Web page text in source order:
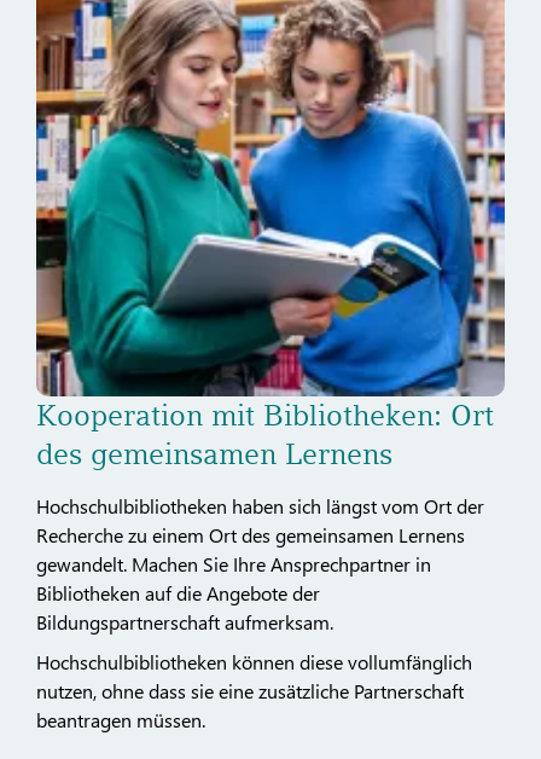
Kooperation mit Bibliotheken: Ort
des gemeinsamen Lernens
Hochschulbibliotheken haben sich längst vom Ort der
Recherche zu einem Ort des gemeinsamen Lernens
gewandelt. Machen Sie Ihre Ansprechpartner in
Bibliotheken auf die Angebote der
Bildungspartnerschaft aufmerksam.
Hochschulbibliotheken können diese vollumfänglich
nutzen, ohne dass sie eine zusätzliche Partnerschaft
beantragen müssen.